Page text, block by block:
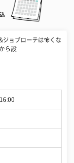
ジョブローテは怖くな
ら設